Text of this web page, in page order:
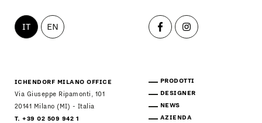
IT EN
ICHENDORF MILANO OFFICE
Via Giuseppe Ripamonti, 101
20141 Milano (MI) - Italia
T. +39 02 509 942 1
PRODOTTI
DESIGNER
NEWS
AZIENDA